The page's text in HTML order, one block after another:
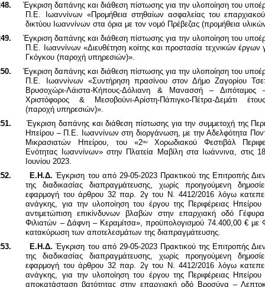
Έγκριση δαπάνης και διάθεση πίστωσης για την υλοποίηση του
Π.Ε. Ιωαννίνων «Προμήθεια στηθαίων ασφαλείας του
δικτύου Ιωαννίνων στα όρια με τον νομό Πρέβεζας (προμήθεια
Έγκριση δαπάνης και διάθεση πίστωσης για την υλοποίηση του
Π.Ε. Ιωαννίνων «Διευθέτηση κοίτης και προστασία τεχνικών έργων
Γκόγκου (παροχή υπηρεσιών)».
Έγκριση δαπάνης και διάθεση πίστωσης για την υλοποίηση του
Π.Ε. Ιωαννίνων «Συντήρηση πρασίνου στον Δήμο Ζαγορίου
Βρυσοχώρι-Λάιστα-Κήπους-Δόλιανη & Μανασσή – Διπόταμος
Χριστόφορος & Μεσοβούνι-Αρίστη-Πάπιγκο-Πέτρα-Δεμάτι
(παροχή υπηρεσιών)».
Έγκριση δαπάνης και διάθεση πίστωσης για την συμμετοχή της
Ηπείρου – Π.Ε. Ιωαννίνων στη διοργάνωση, με την Αδελφότητα
Μικρασιατών Ηπείρου, του «2ουΧορωδιακού Φεστιβάλ
Ενότητας Ιωαννίνων» στην Πλατεία Μαβίλη στα Ιωάννινα, στις
Ιουνίου 2023.
Ε.Η.Δ.Έγκριση του από 29-05-2023 Πρακτικού της Επιτροπής
της διαδικασίας διαπραγμάτευσης, χωρίς προηγούμενη
εφαρμογή του άρθρου 32 παρ. 2γ του Ν. 4412/2016 λόγω
ανάγκης, για την υλοποίηση του έργου της Περιφέρειας
αντιμετώπιση επικίνδυνων βλαβών στην επαρχιακή οδό
Φιλιατών – Δάφνη – Κεραμίτσα», προϋπολογισμού 74.400,00 €
κατακύρωση των αποτελεσμάτων της διαπραγμάτευσης.
Ε.Η.Δ.Έγκριση του από 29-05-2023 Πρακτικού της Επιτροπής
της διαδικασίας διαπραγμάτευσης, χωρίς προηγούμενη
εφαρμογή του άρθρου 32 παρ. 2γ του Ν. 4412/2016 λόγω
ανάγκης, για την υλοποίηση του έργου της Περιφέρειας
αποκατάσταση βατότητας στην επαρχιακή οδό Βροσύνα –